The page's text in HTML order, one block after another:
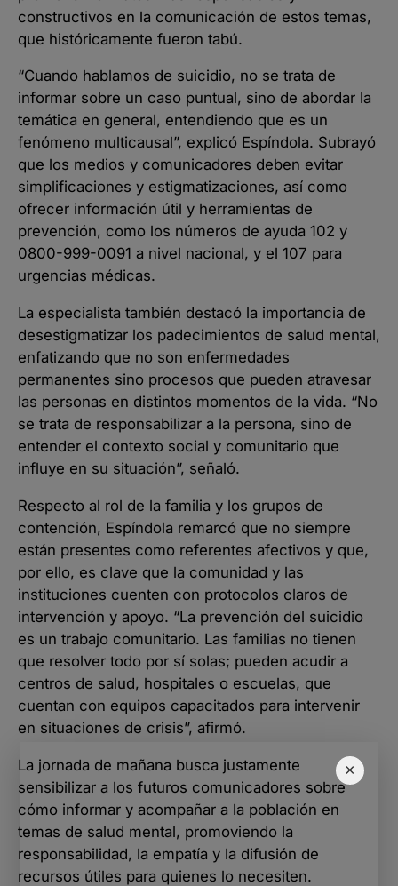
×
constructivos en la comunicación de estos temas,
que históricamente fueron tabú.
“Cuando hablamos de suicidio, no se trata de
informar sobre un caso puntual, sino de abordar la
temática en general, entendiendo que es un
fenómeno multicausal”, explicó Espíndola. Subrayó
que los medios y comunicadores deben evitar
simplificaciones y estigmatizaciones, así como
ofrecer información útil y herramientas de
prevención, como los números de ayuda 102 y
0800-999-0091 a nivel nacional, y el 107 para
urgencias médicas.
La especialista también destacó la importancia de
desestigmatizar los padecimientos de salud mental,
enfatizando que no son enfermedades
permanentes sino procesos que pueden atravesar
las personas en distintos momentos de la vida. “No
se trata de responsabilizar a la persona, sino de
entender el contexto social y comunitario que
influye en su situación”, señaló.
Respecto al rol de la familia y los grupos de
contención, Espíndola remarcó que no siempre
están presentes como referentes afectivos y que,
por ello, es clave que la comunidad y las
instituciones cuenten con protocolos claros de
intervención y apoyo. “La prevención del suicidio
es un trabajo comunitario. Las familias no tienen
que resolver todo por sí solas; pueden acudir a
centros de salud, hospitales o escuelas, que
cuentan con equipos capacitados para intervenir
en situaciones de crisis”, afirmó.
La jornada de mañana busca justamente
sensibilizar a los futuros comunicadores sobre
cómo informar y acompañar a la población en
temas de salud mental, promoviendo la
responsabilidad, la empatía y la difusión de
recursos útiles para quienes lo necesiten.